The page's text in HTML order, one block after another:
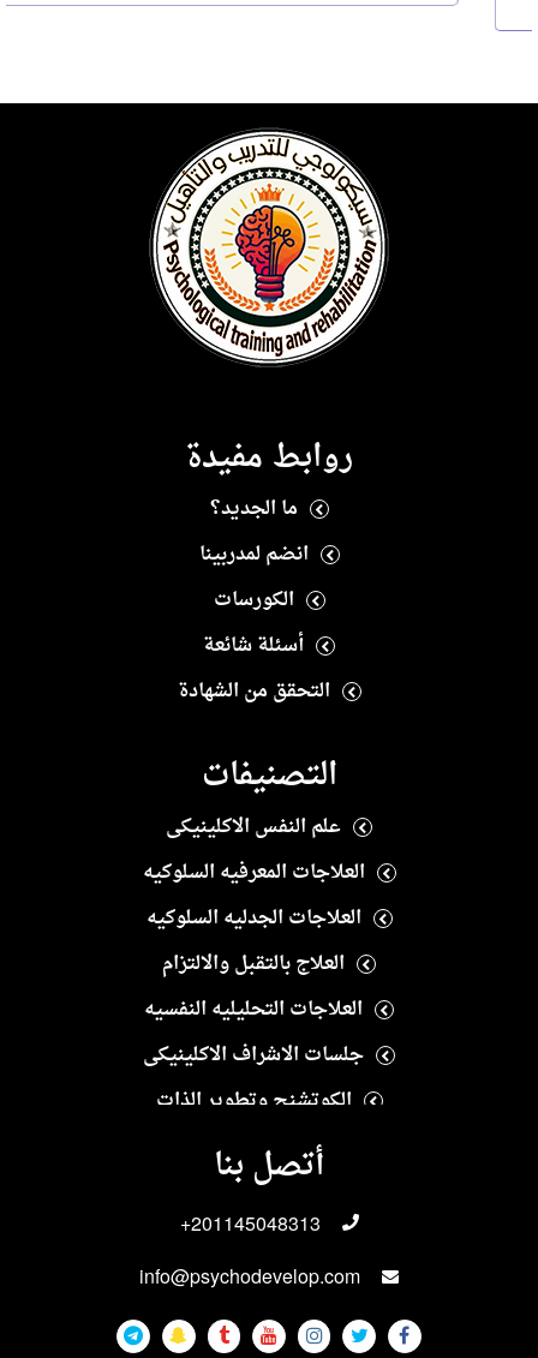
روابط مفيدة
ما الجديد؟
انضم لمدربينا
الكورسات
أسئلة شائعة
التحقق من الشهادة
التصنيفات
علم النفس الاكلينيكى
العلاجات المعرفيه السلوكيه
العلاجات الجدليه السلوكيه
العلاج بالتقبل والالتزام
العلاجات التحليليه النفسيه
جلسات الاشراف الاكلينيكى
الكوتشنج وتطوير الذات
العلاج النفسى الايجابى
العلاجات الانسانيه
العلاجات الاسريه والزوجيه
الاختبارات والمقاييس النفسيه
علاجات الادمان
أتصل بنا
+201145048313
info@psychodevelop.com